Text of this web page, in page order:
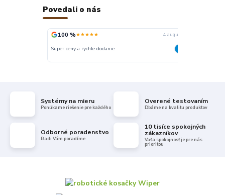
Povedali o nás
100 %★★★★★ 4. augusta
Super ceny a rychle dodanie
Systémy na mieru
Ponúkame riešenie pre každého
Overené testovaním
Dbáme na kvalitu produktov
Odborné poradenstvo
Radi Vám poradíme
10 tisíce spokojných
zákazníkov
Vaša spokojnosť je pre nás
prioritou